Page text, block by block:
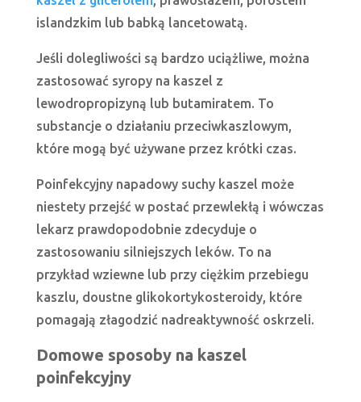
islandzkim lub babką lancetowatą.
Jeśli dolegliwości są bardzo uciążliwe, można
zastosować syropy na kaszel z
lewodropropizyną lub butamiratem. To
substancje o działaniu przeciwkaszlowym,
które mogą być używane przez krótki czas.
Poinfekcyjny napadowy suchy kaszel może
niestety przejść w postać przewlekłą i wówczas
lekarz prawdopodobnie zdecyduje o
zastosowaniu silniejszych leków. To na
przykład wziewne lub przy ciężkim przebiegu
kaszlu, doustne glikokortykosteroidy, które
pomagają złagodzić nadreaktywność oskrzeli.
Domowe sposoby na kaszel
poinfekcyjny